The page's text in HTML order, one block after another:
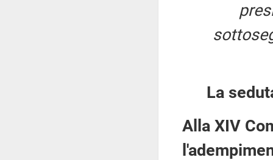
La
Alla XIV